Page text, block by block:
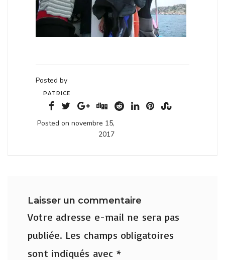
Posted by
PATRICE
Posted on novembre 15,
2017
Laisser un commentaire
Votre adresse e-mail ne sera pas
publiée. Les champs obligatoires
sont indiqués avec *